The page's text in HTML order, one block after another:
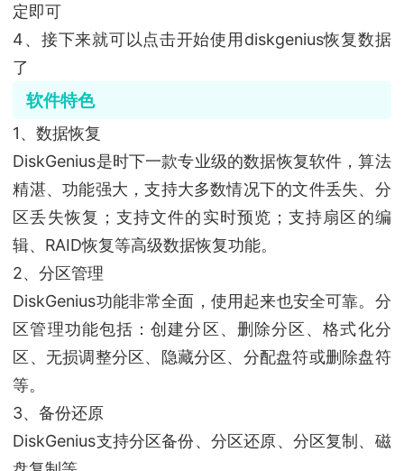
定即可
4、接下来就可以点击开始使用diskgenius恢复数据
了
软件特色
1、数据恢复
DiskGenius是时下一款专业级的数据恢复软件，算法
精湛、功能强大，支持大多数情况下的文件丢失、分
区丢失恢复；支持文件的实时预览；支持扇区的编
辑、RAID恢复等高级数据恢复功能。
2、分区管理
DiskGenius功能非常全面，使用起来也安全可靠。分
区管理功能包括：创建分区、删除分区、格式化分
区、无损调整分区、隐藏分区、分配盘符或删除盘符
等。
3、备份还原
DiskGenius支持分区备份、分区还原、分区复制、磁